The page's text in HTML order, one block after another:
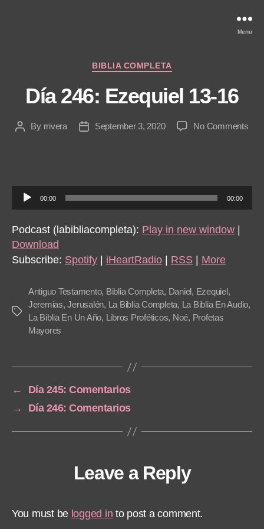
Menu
Categories
BIBLIA COMPLETA
Día 246: Ezequiel 13-16
PostBy rrivera
PostSeptember 3, 2020 No Commentson
u
d
i
o
a
y
00:00 00:00
Podcast (labibliacompleta): Play in new window
Download
Subscribe: Spotify iHeartRadio RSS More
Tags
Antiguo Testamento, Biblia Completa, Daniel, Ezequiel,
Jeremias,Jerusalén, La Biblia Completa, La Biblia En Audio,
La Biblia En Un Año, Libros Proféticos, Noé, Profetas
Mayores
←
Día 245: Comentarios
→
Día 246: Comentarios
Leave a Reply
You must be logged in to post a comment.